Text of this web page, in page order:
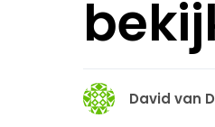
David van